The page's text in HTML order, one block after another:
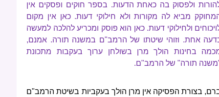
ולפסוק בה כאחת הדעות. בספר חוקים ופסקים אין
מביא לה מקורות ולא חילוקי דעות. כאן אין מקום
ולחילוקי דעות. כאן הוא פוסק ומכריע להלכה למעשה
אחת. וזוהי שיטתו של הרמב"ם במשנה תורה. אמנם,
בחינות הולך מרן בשולחן ערוך בעקבות מתכונת
תורה" של הרמב"ם.
בצורת הפסיקה אין מרן הולך בעקביות בשיטת הרמב"ם